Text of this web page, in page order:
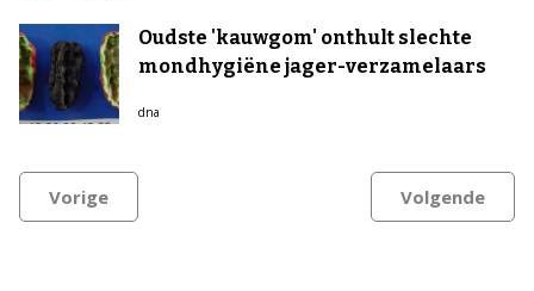
Oudste 'kauwgom' onthult slechte
mondhygiëne jager-verzamelaars
dna
Vorige Volgende